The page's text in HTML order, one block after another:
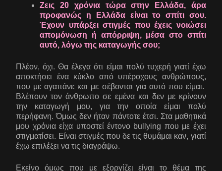
Ζεις 20 χρόνια τώρα στην Ελλάδα, άρα
προφανώς η Ελλάδα είναι το σπίτι σου.
Έχουν υπάρξει στιγμές που έχεις νοιώσει
απομόνωση ή απόρριψη, μέσα στο σπίτι
αυτό, λόγω της καταγωγής σου;
Πλέον, όχι. Θα έλεγα ότι είμαι πολύ τυχερή γιατί έχω
αποκτήσει ένα κύκλο από υπέροχους ανθρώπους,
που με αγαπάνε και με σέβονται για αυτό που είμαι.
Βλέπουν τον άνθρωπο σε εμένα και δεν με κρίνουν
την καταγωγή μου, για την οποία είμαι πολύ
περήφανη. Όμως δεν ήταν πάντοτε έτσι. Στα μαθητικά
μου χρόνια είχα υποστεί έντονο bullying που με έχει
στιγματίσει. Είναι στιγμές που δε τις θυμάμαι καν, γιατί
έχω επιλέξει να τις διαγράψω.
Εκείνο όμως που με εξοργίζει είναι το θέμα της